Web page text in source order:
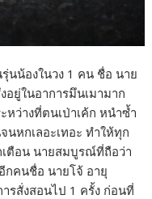
นน้องในวง 1 คน ชื่อ นาย
ยู่ในอาการมึนเมามาก
หว่างที่ตนเป่าเค้ก หนำซ้ำ
หกเลอะเทอะ ทำให้ทุก
เตือน นายสมบูรณ์ที่ถือว่า
กคนชื่อ นายโจ้ อายุ
รสั่งสอนไป 1 ครั้ง ก่อนที่